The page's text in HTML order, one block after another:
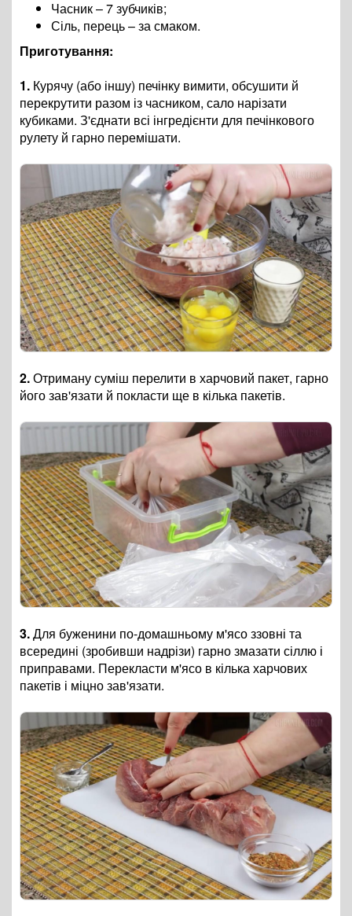
Часник – 7 зубчиків;
Сіль, перець – за смаком.
Приготування:
1. Курячу (або іншу) печінку вимити, обсушити й
перекрутити разом із часником, сало нарізати
кубиками. З'єднати всі інгредієнти для печінкового
рулету й гарно перемішати.
2.Отриману суміш перелити в харчовий пакет, гарно
його зав'язати й покласти ще в кілька пакетів.
3.Для буженини по-домашньому м'ясо ззовні та
всередині (зробивши надрізи) гарно змазати сіллю і
приправами. Перекласти м'ясо в кілька харчових
пакетів і міцно зав'язати.